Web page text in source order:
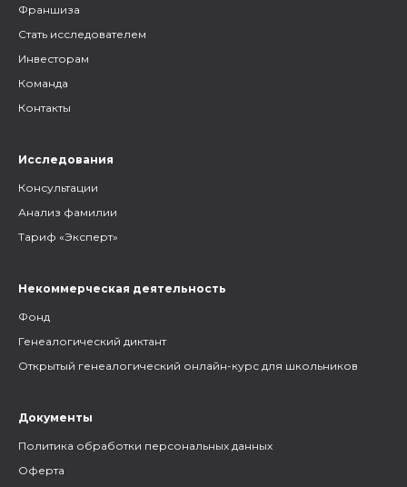
Франшиза
Стать исследователем
Инвесторам
Команда
Контакты
Исследования
Консультации
Анализ фамилии
Тариф «Эксперт»
Некоммерческая деятельность
Фонд
Генеалогический диктант
Открытый генеалогический онлайн-курс для школьников
Документы
Политика обработки персональных данных
Оферта